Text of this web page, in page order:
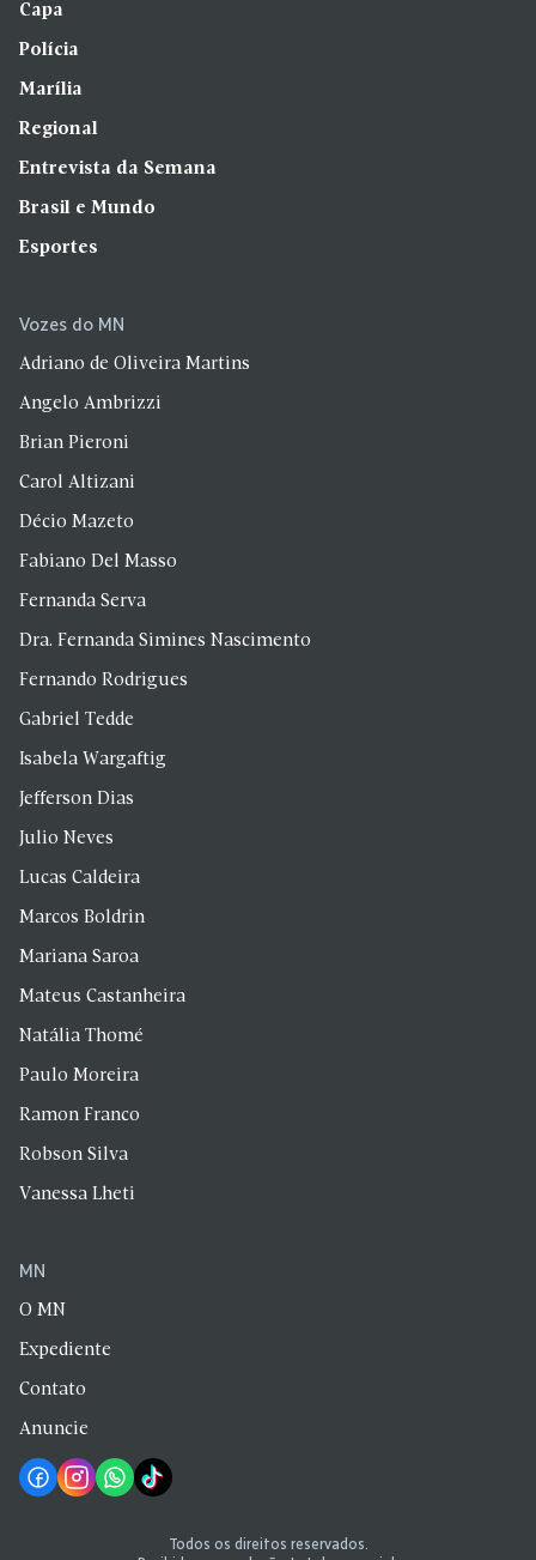
Capa
Polícia
Marília
Regional
Entrevista da Semana
Brasil e Mundo
Esportes
Vozes do MN
Adriano de Oliveira Martins
Angelo Ambrizzi
Brian Pieroni
Carol Altizani
Décio Mazeto
Fabiano Del Masso
Fernanda Serva
Dra. Fernanda Simines Nascimento
Fernando Rodrigues
Gabriel Tedde
Isabela Wargaftig
Jefferson Dias
Julio Neves
Lucas Caldeira
Marcos Boldrin
Mariana Saroa
Mateus Castanheira
Natália Thomé
Paulo Moreira
Ramon Franco
Robson Silva
Vanessa Lheti
MN
O MN
Expediente
Contato
Anuncie
Todos os direitos reservados.